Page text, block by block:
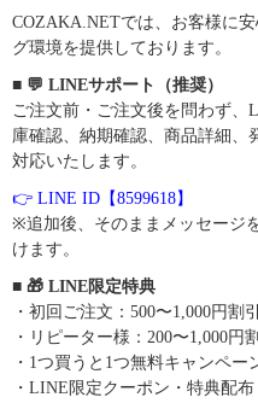
COZAKA.NETでは、お客様に
グ環境を提供しております。
■ 💬 LINEサポート（推奨）
ご注文前・ご注文後を問わず
庫確認、納期確認、商品詳細、
対応いたします。
👉 LINE ID【8599618】
※追加後、そのままメッセージ
けます。
■ 🎁 LINE限定特典
・初回ご注文：500〜1,000円割引
・リピーター様：200〜1,000円割
・1つ買うと1つ無料キャンペー
・LINE限定クーポン・特典配布